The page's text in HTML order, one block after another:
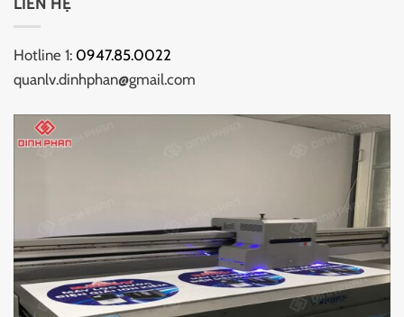
Hotline 1: 0947.85.0022
quanlv.dinhphan@gmail.com